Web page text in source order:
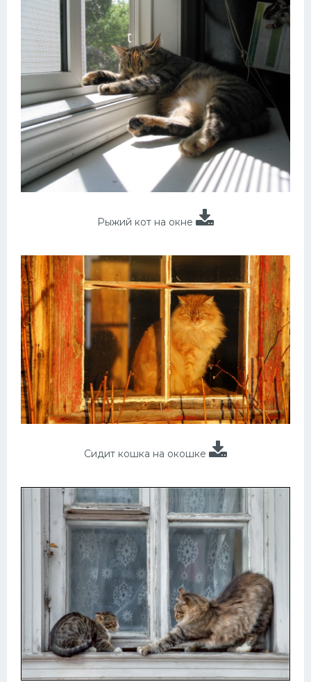
Рыжий кот на окне
Сидит кошка на окошке